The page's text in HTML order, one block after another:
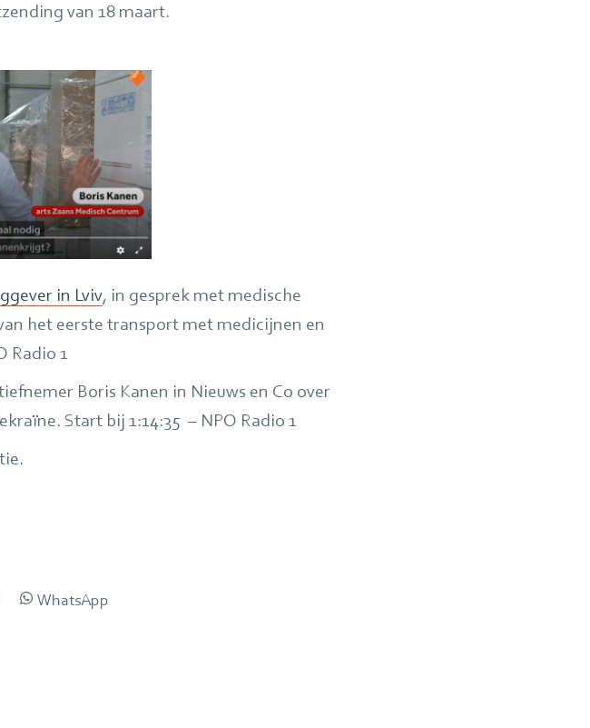
van 18 maart.
in Lviv, in gesprek met medische
het eerste transport met medicijnen en
Radio 1
Boris Kanen in Nieuws en Co over
Start bij 1:14:35 – NPO Radio 1
WhatsApp